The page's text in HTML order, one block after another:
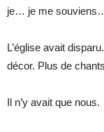
je… je me
L’église avait
décor. Plus de
Il n’y avait que nous.